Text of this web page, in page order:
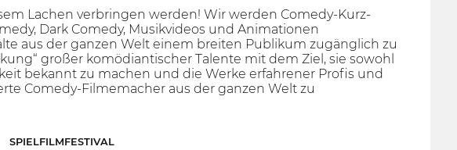
Lachen verbringen werden! Wir werden Comedy-Kurz-
Dark Comedy, Musikvideos und Animationen
aus der ganzen Welt einem breiten Publikum zugänglich zu
großer komödiantischer Talente mit dem Ziel, sie sowohl
bekannt zu machen und die Werke erfahrener Profis und
Comedy-Filmemacher aus der ganzen Welt zu
SPIELFILMFESTIVAL